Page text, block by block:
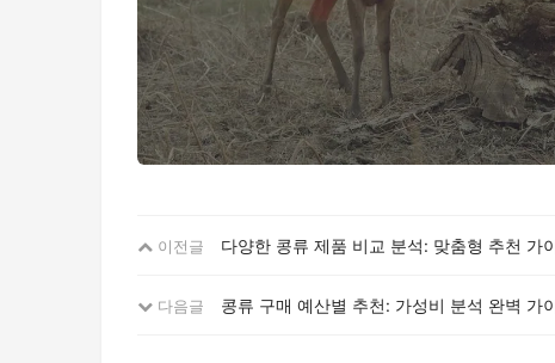
이전글 다양한 콩류 제품 비교 분석: 맞춤형 추천 가
다음글 콩류 구매 예산별 추천: 가성비 분석 완벽 가